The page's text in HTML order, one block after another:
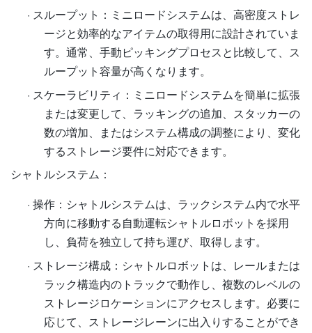
· スループット：ミニロードシステムは、高密度ストレ
ージと効率的なアイテムの取得用に設計されていま
す。通常、手動ピッキングプロセスと比較して、ス
ループット容量が高くなります。
· スケーラビリティ：ミニロードシステムを簡単に拡張
または変更して、ラッキングの追加、スタッカーの
数の増加、またはシステム構成の調整により、変化
するストレージ要件に対応できます。
シャトルシステム：
· 操作：シャトルシステムは、ラックシステム内で水平
方向に移動する自動運転シャトルロボットを採用
し、負荷を独立して持ち運び、取得します。
· ストレージ構成：シャトルロボットは、レールまたは
ラック構造内のトラックで動作し、複数のレベルの
ストレージロケーションにアクセスします。必要に
応じて、ストレージレーンに出入りすることができ